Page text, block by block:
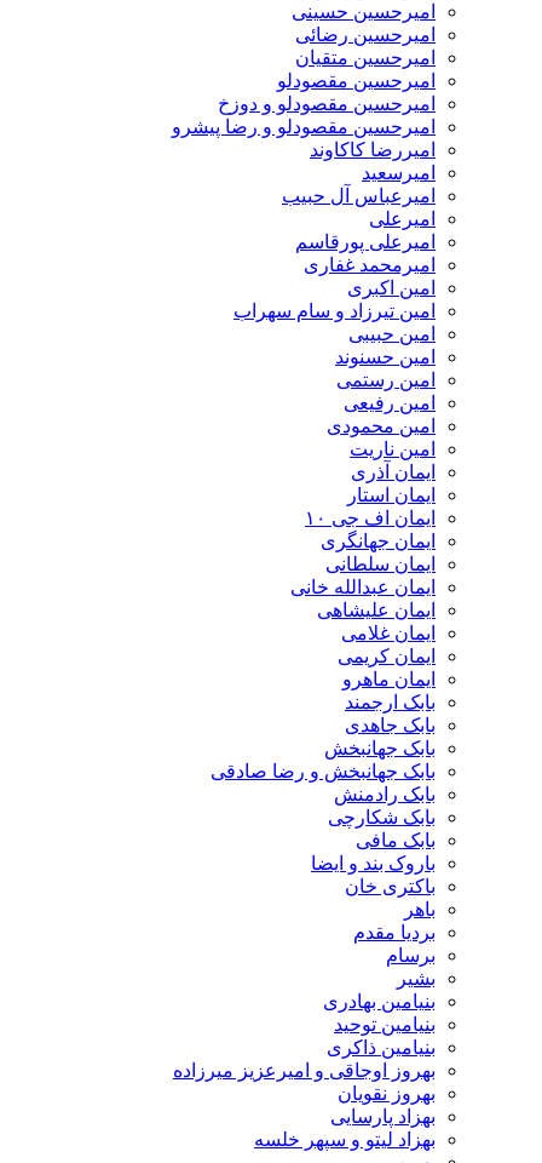
امیرحسین حسینی
امیرحسین رضائی
امیرحسین متقیان
امیرحسین مقصودلو
امیرحسین مقصودلو و دوزخ
امیرحسین مقصودلو و رضا پیشرو
امیررضا کاکاوند
امیرسعید
امیرعباس آل حبیب
امیرعلی
امیرعلی پورقاسم
امیرمحمد غفاری
امین اکبری
امین تیرزاد و سام سهراب
امین حبیبی
امین حسنوند
امین رستمی
امین رفیعی
امین محمودی
امین ناریت
ایمان آذری
ایمان استار
ایمان اف جی ۱۰
ایمان جهانگری
ایمان سلطانی
ایمان عبدالله خانی
ایمان علیشاهی
ایمان غلامی
ایمان کریمی
ایمان ماهرو
بابک ارجمند
بابک جاهدی
بابک جهانبخش
بابک جهانبخش و رضا صادقی
بابک رادمنش
بابک شکارچی
بابک مافی
باروک بند و ایضا
باکتری خان
باهر
بردیا مقدم
برسام
بشیر
بنیامین بهادری
بنیامین توحید
بنیامین ذاکری
بهروز اوجاقی و امیرعزیز میرزاده
بهروز نقویان
بهزاد پارسایی
بهزاد لیتو و سپهر خلسه